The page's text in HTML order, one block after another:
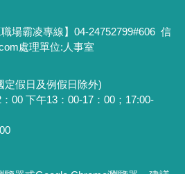
職場霸凌專線】04-24752799#606 信
處理單位:人事室
定假日及例假日除外)
00 下午13：00-17：00；17:00-